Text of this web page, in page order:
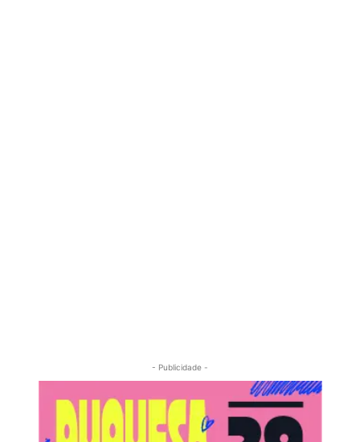
- Publicidade -